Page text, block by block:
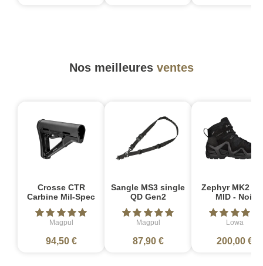
Nos meilleures ventes
Crosse CTR
Carbine Mil-Spec
Magpul
94,50 €
Sangle MS3 single
QD Gen2
Magpul
87,90 €
Zephyr MK2
MID - Noir
Lowa
200,00 €